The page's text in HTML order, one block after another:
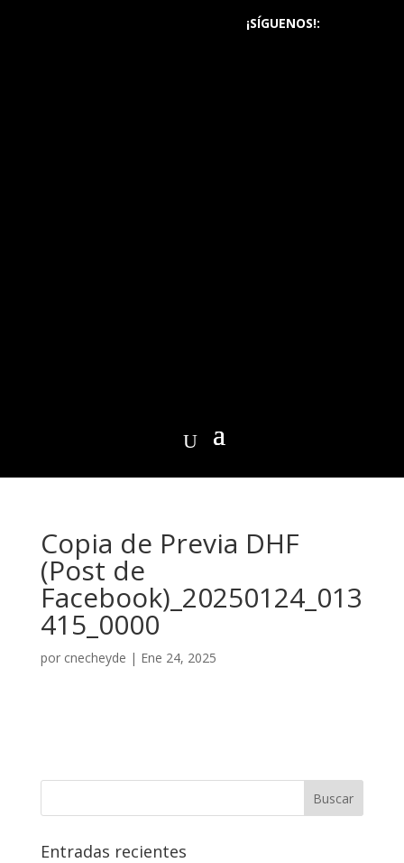
¡SÍGUENOS!:
Copia de Previa DHF
(Post de
Facebook)_20250124_013
415_0000
por cnecheyde | Ene 24, 2025
Entradas recientes